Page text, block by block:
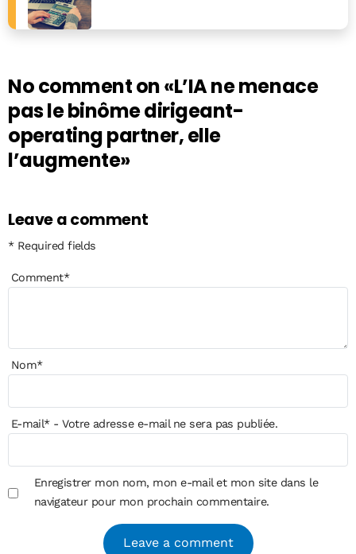
No comment on«L’IA ne menace
pas le binôme dirigeant-
operating partner, elle
l’augmente»
Leave a comment
* Required fields
Comment*
Nom*
E-mail*- Votre adresse e-mail ne sera pas publiée.
Enregistrer mon nom, mon e-mail et mon site dans le
navigateur pour mon prochain commentaire.